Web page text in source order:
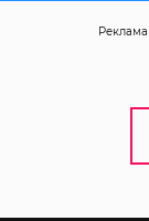
Реклама